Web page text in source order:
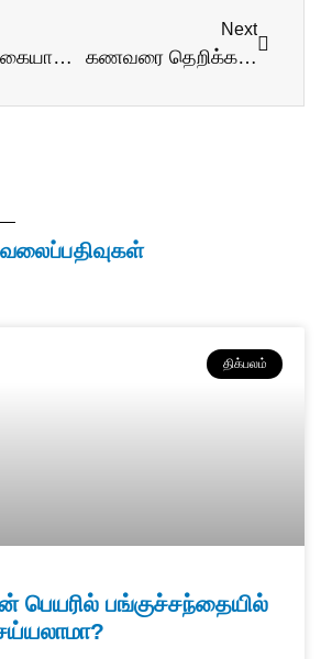
உறவுகளை கையாள கற்றுக்கொள்ளுங்கள்!
Next
கணவரை தெறிக்கவிடும் மனைவிகள்!
திக்பலம்
பெயரில் பங்குச்சந்தையில்